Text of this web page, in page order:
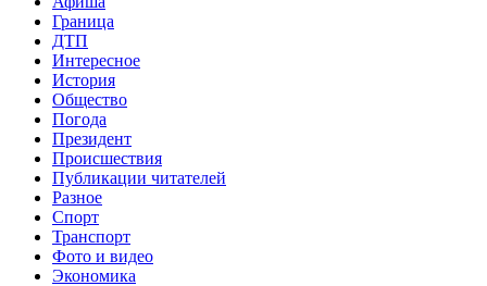
Граница
ДТП
Интересное
История
Общество
Погода
Президент
Происшествия
Публикации читателей
Разное
Спорт
Транспорт
Фото и видео
Экономика